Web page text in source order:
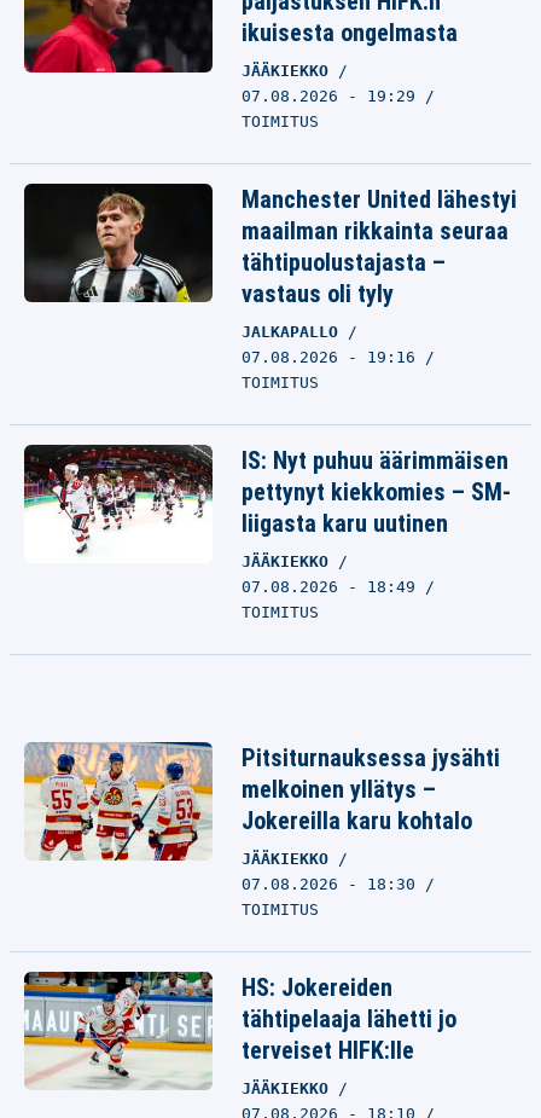
ikuisesta ongelmasta
JÄÄKIEKKO
07.08.2026 - 19:29
TOIMITUS
Manchester United lähestyi
maailman rikkainta seuraa
tähtipuolustajasta –
vastaus oli tyly
JALKAPALLO
07.08.2026 - 19:16
TOIMITUS
IS: Nyt puhuu äärimmäisen
pettynyt kiekkomies – SM-
liigasta karu uutinen
JÄÄKIEKKO
07.08.2026 - 18:49
TOIMITUS
Pitsiturnauksessa jysähti
melkoinen yllätys –
Jokereilla karu kohtalo
JÄÄKIEKKO
07.08.2026 - 18:30
TOIMITUS
HS: Jokereiden
tähtipelaaja lähetti jo
terveiset HIFK:lle
JÄÄKIEKKO
07.08.2026 - 18:10